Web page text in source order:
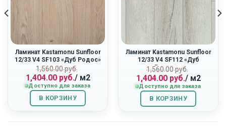
Ламинат Kastamonu Sunfloor
12/33 V4 SF103 «Дуб Родос»
1,560.00руб.
Первоначальная
цена
составляла
1,560.00
руб..
1,404.00руб.
Текущая
цена:
1,404.00
руб..
/ м2
Доступно для заказа
В КОРЗИНУ
Ламинат Kastamonu Sunfloor
12/33 V4 SF112 «Дуб
Ривьера»
1,560.00руб.
цена
составляла
1,560.00
руб..
1,404.00руб.
Текущая
цена:
1,404.00
руб..
/ м2
Доступно для заказа
В КОРЗИНУ